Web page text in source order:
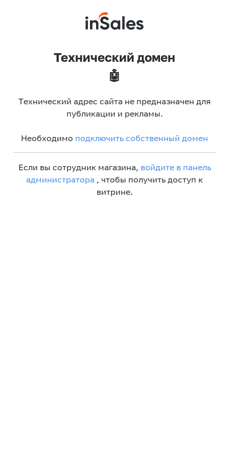
Технический домен
🤖
Технический адрес сайта не предназначен для
публикации и рекламы.
Необходимо подключить собственный домен
Если вы сотрудник магазина, войдите в панель
администратора , чтобы получить доступ к
витрине.